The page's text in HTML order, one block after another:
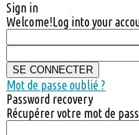
Sign in
Welcome!Log into your
Mot de passe oublié ?
Password recovery
Récupérer votre mot de